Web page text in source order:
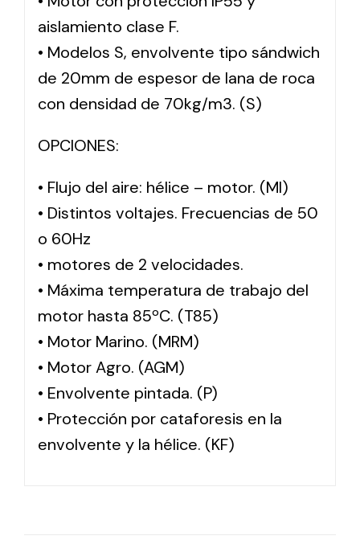
aislamiento clase F.
• Modelos S, envolvente tipo sándwich
de 20mm de espesor de lana de roca
con densidad de 70kg/m3. (S)
OPCIONES:
• Flujo del aire: hélice – motor. (MI)
• Distintos voltajes. Frecuencias de 50
o 60Hz
• motores de 2 velocidades.
• Máxima temperatura de trabajo del
motor hasta 85ºC. (T85)
• Motor Marino. (MRM)
• Motor Agro. (AGM)
• Envolvente pintada. (P)
• Protección por cataforesis en la
envolvente y la hélice. (KF)